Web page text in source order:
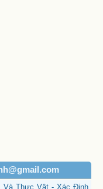
Và Thực Vật - Xác Định